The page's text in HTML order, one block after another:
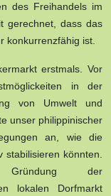
des Freihandels im
gerechnet, dass das
konkurrenzfähig ist.
erstmals. Vor
in der
von Umwelt und
unser philippinischer
an, wie die
könnten.
der
lokalen Dorfmarkt